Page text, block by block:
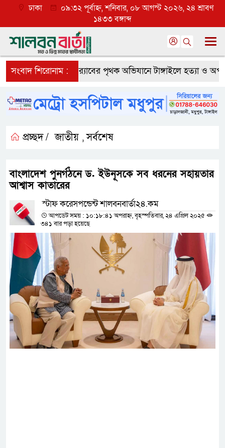
ঢাকা
০৯:৩২ পূর্বাহ্ন, শনিবার, ০৮ আগস্ট ২০২৬, ২৪ শ্রাবণ
১৪৩৩ বঙ্গাব্দ
সংবাদ শিরোনাম :
প্রত্যাশা র‌্যাবের পৃথক অভিযানে টাঙ্গাইলে হত্যা ও অপহরণ
প্রচ্ছদ / জাতীয় ,সর্বশেষ
বাংলাদেশ পুনর্গঠনে ড. ইউনূসকে সব ধরনের সহায়তার
আশ্বাস কাতারের
স্টাফ করেসপন্ডেন্ট শালবনবার্তা২৪.কম
আপডেট সময় : ১০:১৮:৪১ অপরাহ্ন, বৃহস্পতিবার, ২৪ এপ্রিল ২০২৫
৩৪১ বার পড়া হয়েছে